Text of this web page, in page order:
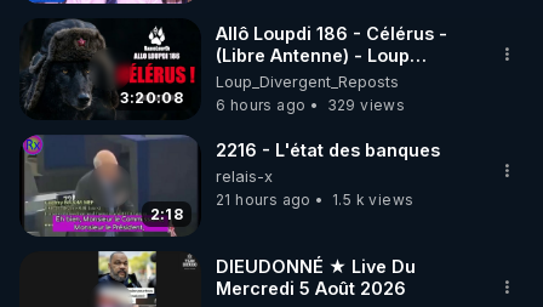
3:20:08
Allô Loupdi 186 - Célérus -
(Libre Antenne) - Loup
Divergent 2026.08.06
Loup_Divergent_Reposts
6 hours ago
329 views
2:18
2216 - L'état des banques
relais-x
21 hours ago
1.5 k views
DIEUDONNÉ ★ Live Du
Mercredi 5 Août 2026